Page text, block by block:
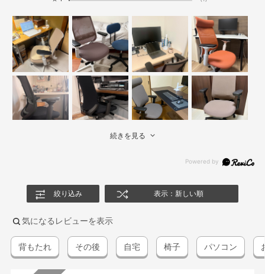
続きを見る
絞り込み 表示：新しい順
気になるレビューを表示
背もたれ その後 自宅 椅子 パソコン